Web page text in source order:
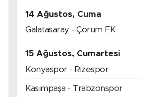
14 Ağustos, Cuma
Galatasaray - Çorum FK
15 Ağustos, Cumartesi
Konyaspor - Rizespor
Kasımpaşa - Trabzonspor